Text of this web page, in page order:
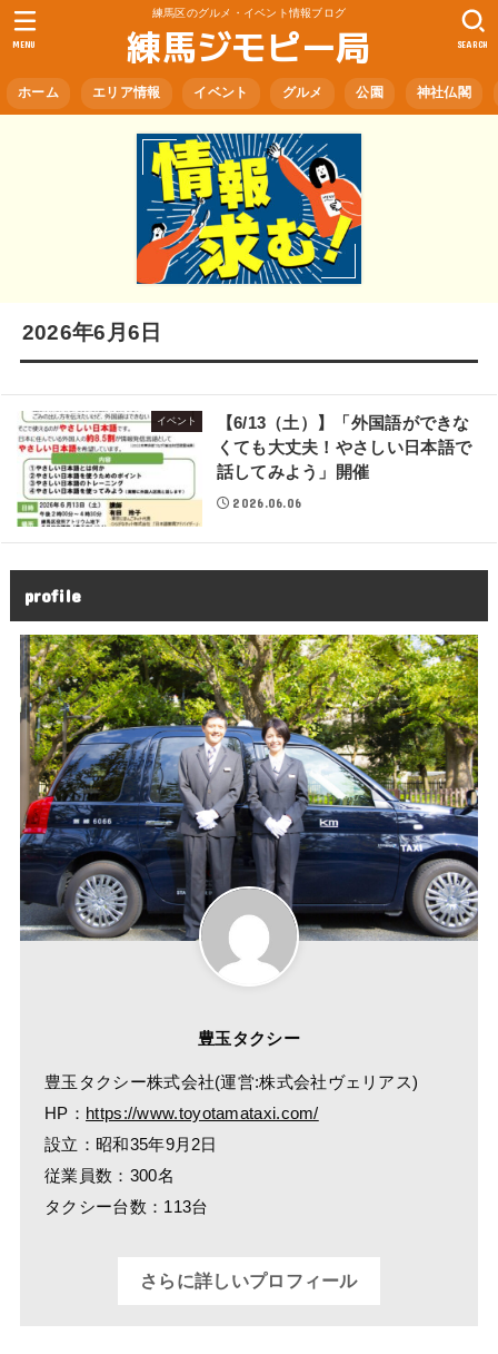
練馬区のグルメ・イベント情報ブログ
練馬ジモピー局
ホーム エリア情報 イベント グルメ 公園 神社仏閣
SEARCH
MENU
2026年6月6日
イベント
【6/13（土）】「外国語ができな
くても大丈夫！やさしい日本語で
話してみよう」開催
2026.06.06
profile
豊玉タクシー
豊玉タクシー株式会社(運営:株式会社ヴェリアス)
HP： https://www.toyotamataxi.com/
設立：昭和35年9月2日
従業員数：300名
タクシー台数：113台
さらに詳しいプロフィール